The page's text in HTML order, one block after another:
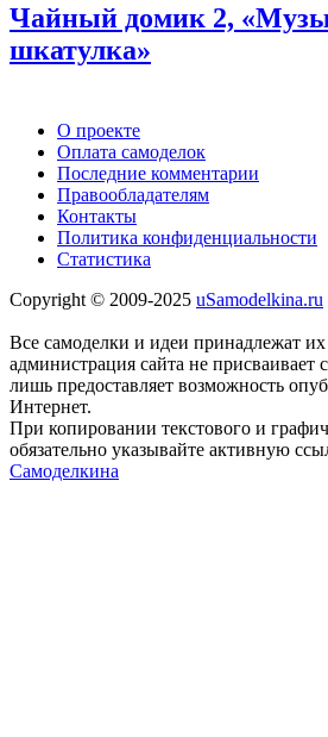
Чайный домик 2,
шкатулка»
О проекте
Оплата самоделок
Последние комментарии
Правообладателям
Контакты
Политика конфиденциальности
Статистика
Copyright © 2009-2025 uSamodelkina.ru
Все самоделки и идеи принадлежат их
администрация сайта не присваивает
лишь предоставляет возможность
Интернет.
При копировании текстового и
обязательно указывайте активную
Самоделкина